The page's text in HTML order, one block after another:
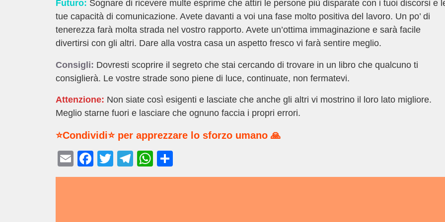
Futuro: Sognare di ricevere multe esprime che attiri le persone più disparate con i tuoi discorsi e
tue capacità di comunicazione. Avete davanti a voi una fase molto positiva del lavoro. Un po’ di
tenerezza farà molta strada nel vostro rapporto. Avete un’ottima immaginazione e sarà facile
divertirsi con gli altri. Dare alla vostra casa un aspetto fresco vi farà sentire meglio.
Consigli: Dovresti scoprire il segreto che stai cercando di trovare in un libro che qualcuno ti
consiglierà. Le vostre strade sono piene di luce, continuate, non fermatevi.
Attenzione: Non siate così esigenti e lasciate che anche gli altri vi mostrino il loro lato migliore.
Meglio starne fuori e lasciare che ognuno faccia i propri errori.
⭐Condividi⭐ per apprezzare lo sforzo umano 🙏
E
m
F
a
T
wi
T
el
W
h
o